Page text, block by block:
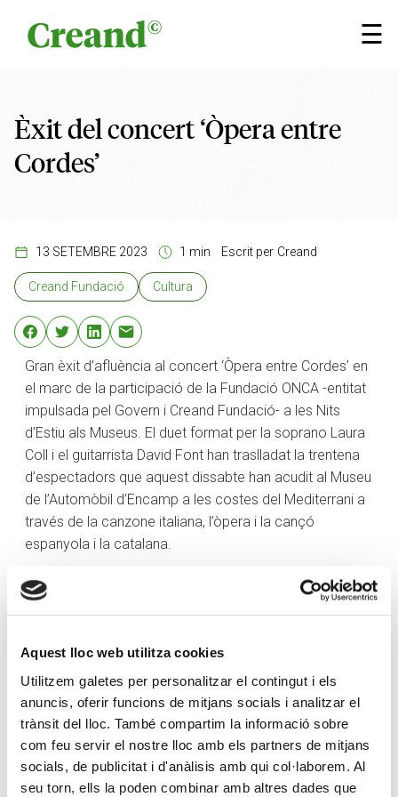
Aquest lloc web utilitza cookies
Utilitzem galetes per personalitzar el contingut i els
anuncis, oferir funcions de mitjans socials i analitzar el
trànsit del lloc. També compartim la informació sobre
com feu servir el nostre lloc amb els partners de mitjans
socials, de publicitat i d'anàlisis amb qui col·laborem. Al
seu torn, ells la poden combinar amb altres dades que
☰
×
Èxit del concert ‘Òpera entre
Cordes’
13 SETEMBRE 2023 1 min Escrit per Creand
Creand Fundació Cultura
Gran èxit d’afluència al concert ‘Òpera entre Cordes’ en
el marc de la participació de la Fundació ONCA -entitat
impulsada pel Govern i Creand Fundació- a les Nits
d’Estiu als Museus. El duet format per la soprano Laura
Coll i el guitarrista David Font han traslladat la trentena
d’espectadors que aquest dissabte han acudit al Museu
de l’Automòbil d’Encamp a les costes del Mediterrani a
través de la canzone italiana, l’òpera i la cançó
espanyola i la catalana.
Coll ha explicat que han hagut de fer arranjament per
adaptar el repertori a la guitarra clàssica, ja que, gairebé
fet una feina important adaptant-ho i creiem que està
l’espectacle es du a terme «en un format molt
agradable i el gaudim molt». La soprano també ha
explicat que l’actuació d’aquest dissabte suposa el
«tercer» concert oficial del duet.
En aquest sentit, ha manifestat que la formació només